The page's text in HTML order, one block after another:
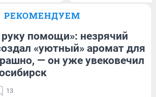
РЕКОМЕНДУЕМ
помощи»: незрячий
«уютный» аромат для
— он уже увековечил
13